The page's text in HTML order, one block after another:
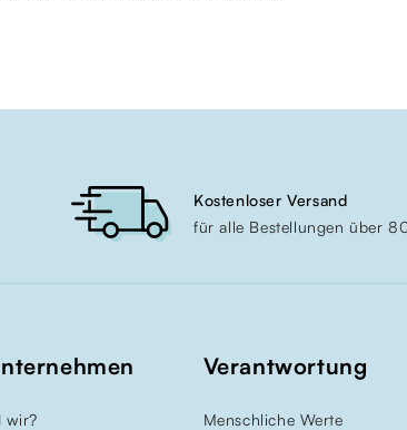
Kostenloser Versand
für alle Bestellungen über
wir?
Verantwortung
Menschliche Werte